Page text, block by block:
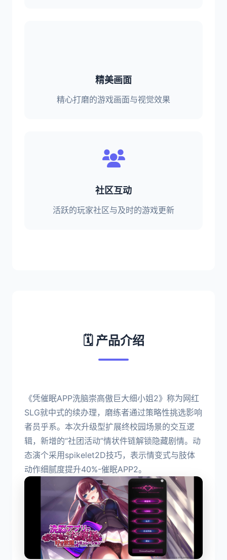
精美画面
精心打磨的游戏画面与视觉效果
社区互动
活跃的玩家社区与及时的游戏更新
🗓️ 产品介绍
《凭催眠APP洗脑崇高傲巨大细小姐2》称为网红
SLG就中式的续办理，磨练者通过策略性挑选影响
者员乎系。本次升级型扩展终校园场景的交互逻
辑，新增的“社团活动”情状件链解锁隐藏剧情。动
态演个采用spikelet2D技巧，表示情变式与肢体
动作细腻度提升40%-催眠APP2。